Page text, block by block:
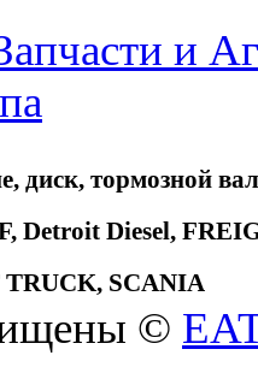
и
диск, тормозной
Detroit Diesel,
SCANIA
©